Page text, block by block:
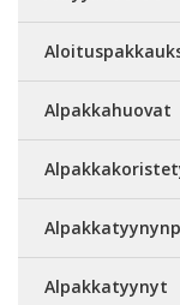
Alpakkahuovat
Alpakkatyynyt